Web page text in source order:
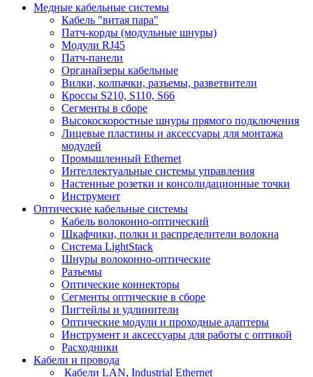
Медные кабельные системы
Кабель "витая пара"
Патч-корды (модульные шнуры)
Модули RJ45
Патч-панели
Органайзеры кабельные
Вилки, колпачки, разъемы, разветвители
Кроссы S210, S110, S66
Сегменты в сборе
Высокоскоростные шнуры прямого подключения
Лицевые пластины и аксессуары для монтажа
модулей
Промышленный Ethernet
Интеллектуальные системы управления
Настенные розетки и консолидационные точки
Инструмент
Оптические кабельные системы
Кабель волоконно-оптический
Шкафчики, полки и распределители волокна
Система LightStack
Шнуры волоконно-оптические
Разъемы
Оптические коннекторы
Сегменты оптические в сборе
Пигтейлы и удлинители
Оптические модули и проходные адаптеры
Инструмент и аксессуары для работы с оптикой
Расходники
Кабели и провода
Кабели LAN, Industrial Ethernet